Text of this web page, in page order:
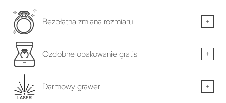
Bezpłatna zmiana rozmiaru +
Ozdobne opakowanie gratis +
Darmowy grawer +